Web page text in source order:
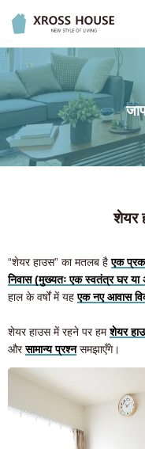
शेयर
“शेयर हाउस” का मतलब हैएक
निवास (मुख्यतः एक स्वतंत्र घर या
हाल के वर्षों में यहएक नए आवास
शेयर हाउस में रहने पर हमशेयर
औरसामान्य प्रश्नसमझाएँगे।